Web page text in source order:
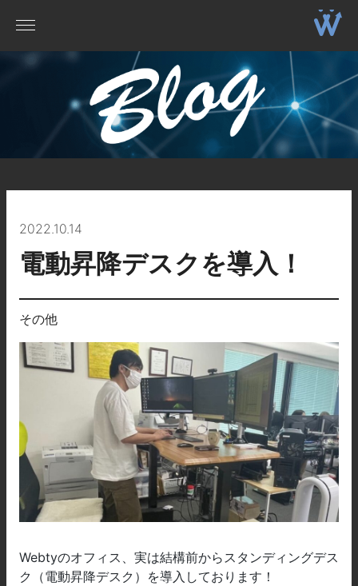
2022.10.14
電動昇降デスクを導入！
その他
Webtyのオフィス、実は結構前からスタンディングデス
ク（電動昇降デスク）を導入しております！